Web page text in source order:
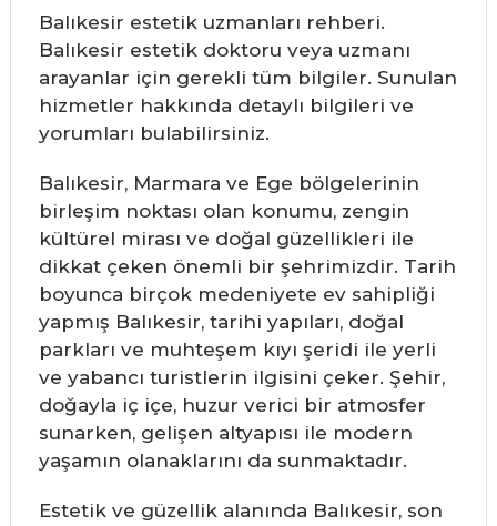
Balıkesir estetik uzmanları rehberi.
Balıkesir estetik doktoru veya uzmanı
arayanlar için gerekli tüm bilgiler. Sunulan
hizmetler hakkında detaylı bilgileri ve
yorumları bulabilirsiniz.
Balıkesir, Marmara ve Ege bölgelerinin
birleşim noktası olan konumu, zengin
kültürel mirası ve doğal güzellikleri ile
dikkat çeken önemli bir şehrimizdir. Tarih
boyunca birçok medeniyete ev sahipliği
yapmış Balıkesir, tarihi yapıları, doğal
parkları ve muhteşem kıyı şeridi ile yerli
ve yabancı turistlerin ilgisini çeker. Şehir,
doğayla iç içe, huzur verici bir atmosfer
sunarken, gelişen altyapısı ile modern
yaşamın olanaklarını da sunmaktadır.
Estetik ve güzellik alanında Balıkesir, son